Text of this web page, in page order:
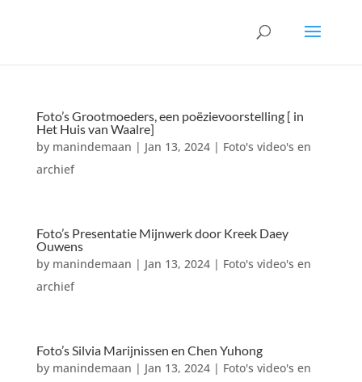
Foto’s Grootmoeders, een poëzievoorstelling [ in
Het Huis van Waalre]
by manindemaan | Jan 13, 2024| Foto's video's en
archief
Foto’s Presentatie Mijnwerk door Kreek Daey
Ouwens
by manindemaan | Jan 13, 2024| Foto's video's en
archief
Foto’s Silvia Marijnissen en Chen Yuhong
by manindemaan | Jan 13, 2024| Foto's video's en